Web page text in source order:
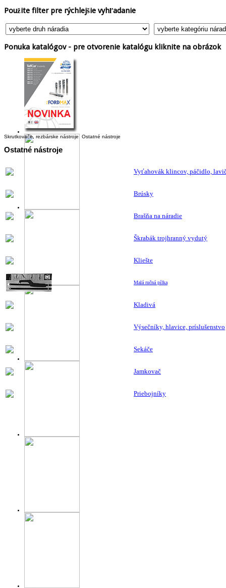
Použite filter pre rýchlejšie vyhľadanie
Ponuka katalógov - pre otvorenie katalógu kliknite na obrázok
Skrutkovače, rezbárske nástroje Ostatné nástroje
Ostatné nástroje
Vyťahovák klincov, páčidlo,
Brúsky
Brašňa na náradie
Škrabák trojhranný vydutý
Kliešte
Malá ručná pílka
Kladivá
Výsečníky, hlavice, príslušenstvo
Sekáče
Jamkovač
Priebojníky